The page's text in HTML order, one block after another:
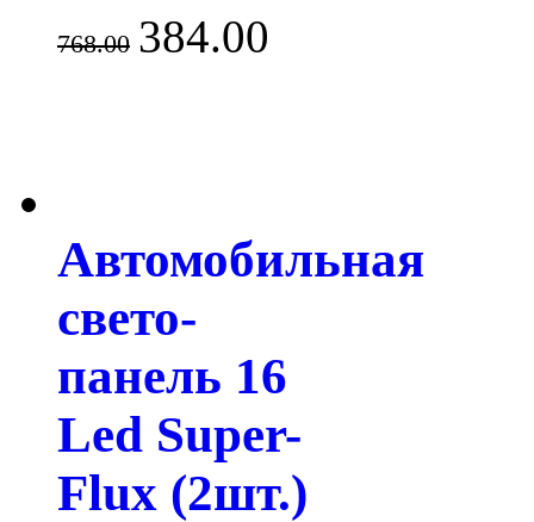
768.00 384.00
Автомобильная
свето-
панель 16
Led Super-
Flux (2шт.)